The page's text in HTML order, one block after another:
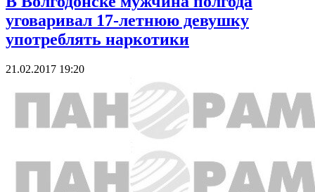
уговаривал 17-летнюю девушку
употреблять наркотики
21.02.2017 19:20